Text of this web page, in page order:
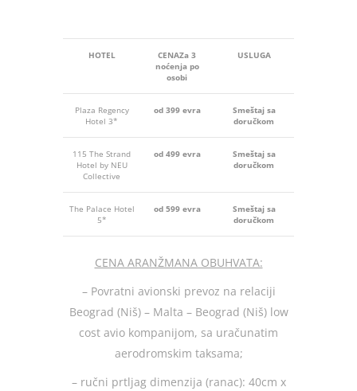
HOTEL CENAZa 3
noćenja po
osobi
USLUGA
Plaza Regency
Hotel 3*
od 399 evra
Smeštaj sa
doručkom
115 The Strand
Hotel by NEU
Collective
od 499 evra
Smeštaj sa
doručkom
The Palace Hotel
5*
od 599 evra
Smeštaj sa
doručkom
CENA ARANŽMANA OBUHVATA:
– Povratni avionski prevoz na relaciji
Beograd (Niš) – Malta – Beograd (Niš) low
cost avio kompanijom, sa uračunatim
aerodromskim taksama;
– ručni prtljag dimenzija (ranac): 40cm x